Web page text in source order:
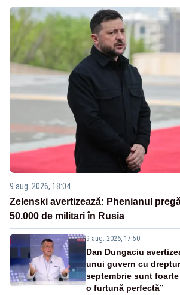
9 aug. 2026, 18:04
Zelenski avertizează: Phenianul
50.000 de militari în Rusia
9 aug. 2026, 17:50
Dan Dungaciu
unui guvern cu
septembrie sunt
o furtună perfectă”